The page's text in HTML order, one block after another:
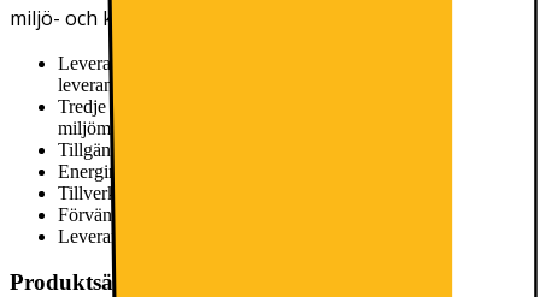
miljö- och klimatpåverkan de har.
Leverantörens EcoVadis score
leverantör
Tredje parts miljögodkännande
miljömärkning
Tillgängliga reservdelar i år
Energimärkning
Tillverkad i
Förväntad livslängd i år
Leverantörens beräkning av förväntad livslängd,
Produktsäkerhetsinformation